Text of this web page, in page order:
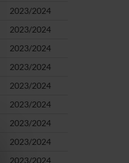
2023/2024
2023/2024
2023/2024
2023/2024
2023/2024
2023/2024
2023/2024
2023/2024
2023/2024